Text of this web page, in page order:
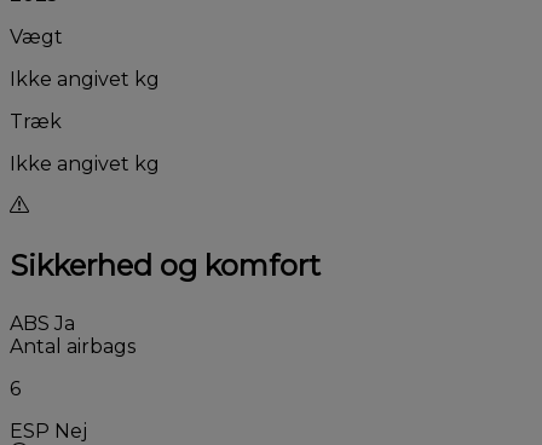
Vægt
Ikke angivet kg
Træk
Ikke angivet kg
Sikkerhed og komfort
ABS Ja
Antal airbags
6
ESP Nej